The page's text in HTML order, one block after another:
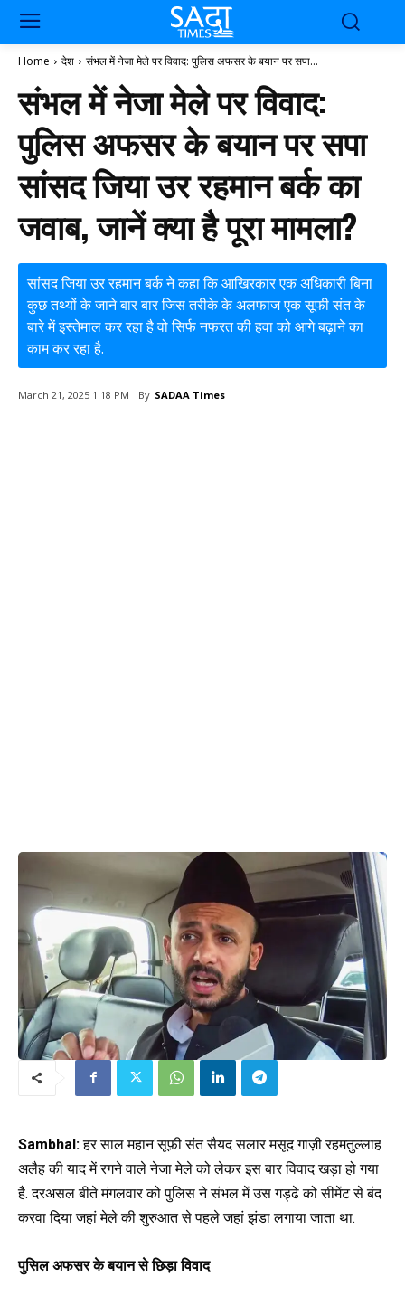
Home देश संभल में नेजा मेले पर विवाद: पुलिस अफसर के बयान पर सपा...
संभल में नेजा मेले पर विवाद:
पुलिस अफसर के बयान पर सपा
सांसद जिया उर रहमान बर्क का
जवाब, जानें क्या है पूरा मामला?
सांसद जिया उर रहमान बर्क ने कहा कि आखिरकार एक अधिकारी बिना
कुछ तथ्यों के जाने बार बार जिस तरीके के अलफाज एक सूफी संत के
बारे में इस्तेमाल कर रहा है वो सिर्फ नफरत की हवा को आगे बढ़ाने का
काम कर रहा है.
March 21, 2025 1:18 PM By SADAA Times
Sambhal:हर साल महान सूफ़ी संत सैयद सलार मसूद गाज़ी रहमतुल्लाह
अलैह की याद में रगने वाले नेजा मेले को लेकर इस बार विवाद खड़ा हो गया
है. दरअसल बीते मंगलवार को पुलिस ने संभल में उस गड्ढे को सीमेंट से बंद
करवा दिया जहां मेले की शुरुआत से पहले जहां झंडा लगाया जाता था.
पुसिल अफसर के बयान से छिड़ा विवाद